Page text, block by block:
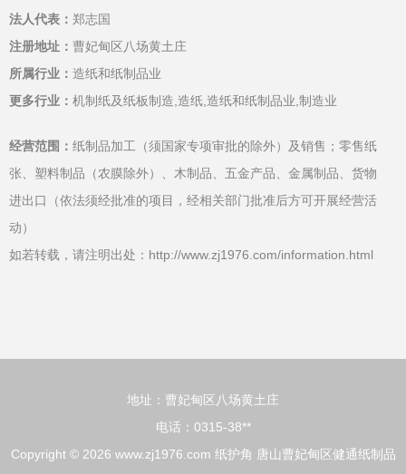
法人代表： 郑志国
注册地址： 曹妃甸区八场黄土庄
所属行业： 造纸和纸制品业
更多行业： 机制纸及纸板制造,造纸,造纸和纸制品业,制造业
经营范围： 纸制品加工（须国家专项审批的除外）及销售；零售纸
张、塑料制品（农膜除外）、木制品、五金产品、金属制品、货物
进出口（依法须经批准的项目，经相关部门批准后方可开展经营活
动）
如若转载，请注明出处：http://www.zj1976.com/information.html
地址：曹妃甸区八场黄土庄
电话：0315-38**
Copyright © 2026 www.zj1976.com 纸护角 唐山曹妃甸区健通纸制品